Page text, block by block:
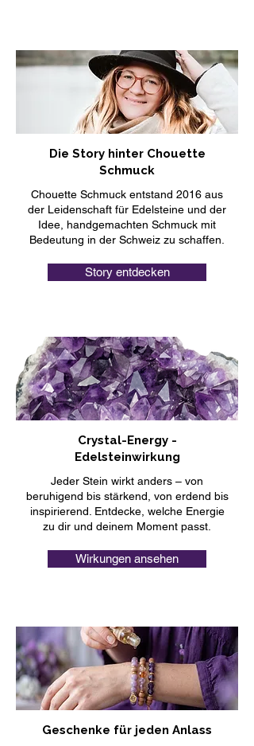
Die Story hinter Chouette
Schmuck
Chouette Schmuck entstand 2016 aus
der Leidenschaft für Edelsteine und der
Idee, handgemachten Schmuck mit
Bedeutung in der Schweiz zu schaffen.
Story entdecken
Crystal-Energy -
Edelsteinwirkung
Jeder Stein wirkt anders – von
beruhigend bis stärkend, von erdend bis
inspirierend. Entdecke, welche Energie
zu dir und deinem Moment passt.
Wirkungen ansehen
Geschenke für jeden Anlass